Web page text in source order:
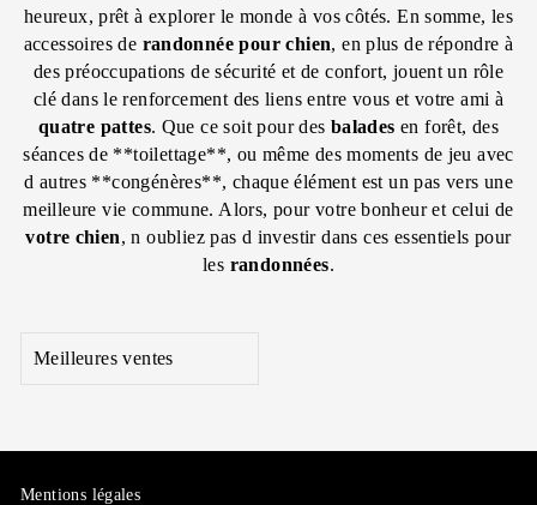
heureux, prêt à explorer le monde à vos côtés. En somme, les
accessoires de randonnée pour chien, en plus de répondre à
des préoccupations de sécurité et de confort, jouent un rôle
clé dans le renforcement des liens entre vous et votre ami à
quatre pattes. Que ce soit pour des balades en forêt, des
séances de **toilettage**, ou même des moments de jeu avec
d autres **congénères**, chaque élément est un pas vers une
meilleure vie commune. Alors, pour votre bonheur et celui de
votre chien, n oubliez pas d investir dans ces essentiels pour
les randonnées.
Mentions légales